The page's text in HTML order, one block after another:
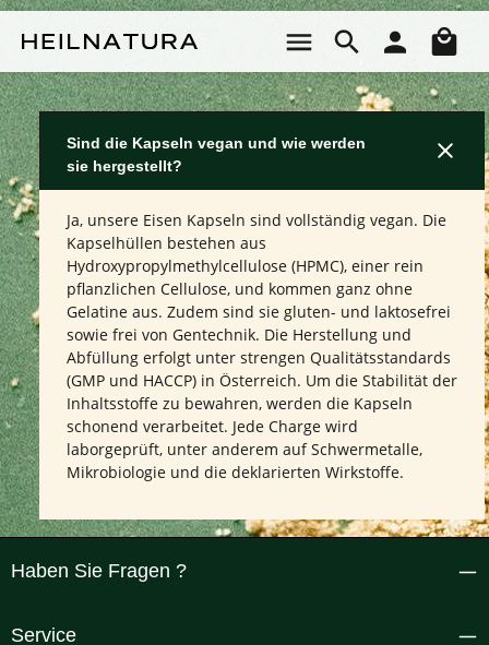
Sind die Kapseln vegan und wie werden
sie hergestellt?
Ja, unsere Eisen Kapseln sind vollständig vegan. Die
Kapselhüllen bestehen aus
Hydroxypropylmethylcellulose (HPMC), einer rein
pflanzlichen Cellulose, und kommen ganz ohne
Gelatine aus. Zudem sind sie gluten- und laktosefrei
sowie frei von Gentechnik. Die Herstellung und
Abfüllung erfolgt unter strengen Qualitätsstandards
(GMP und HACCP) in Österreich. Um die Stabilität der
Inhaltsstoffe zu bewahren, werden die Kapseln
schonend verarbeitet. Jede Charge wird
laborgeprüft, unter anderem auf Schwermetalle,
Mikrobiologie und die deklarierten Wirkstoffe.
Haben Sie Fragen ?
Service